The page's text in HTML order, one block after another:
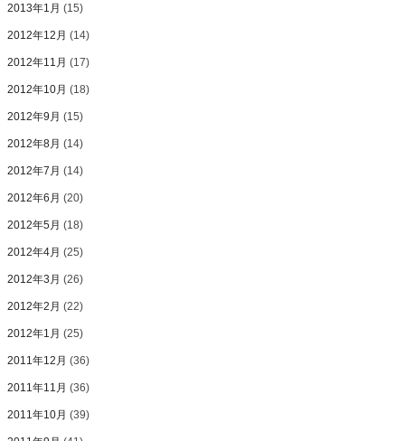
2013年1月 (15)
2012年12月 (14)
2012年11月 (17)
2012年10月 (18)
2012年9月 (15)
2012年8月 (14)
2012年7月 (14)
2012年6月 (20)
2012年5月 (18)
2012年4月 (25)
2012年3月 (26)
2012年2月 (22)
2012年1月 (25)
2011年12月 (36)
2011年11月 (36)
2011年10月 (39)